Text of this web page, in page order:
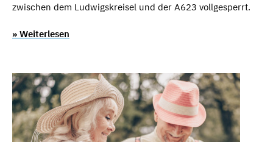
zwischen dem Ludwigskreisel und der A623 vollgesperrt.
» Weiterlesen